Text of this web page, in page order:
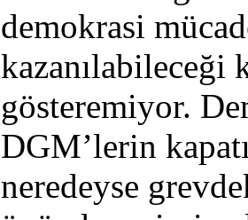
demokrasi
kazanılabileceği
gösteremiyor.
DGM’lerin
neredeyse